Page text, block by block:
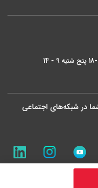
در شبکه‌های اجتماعی
می باشد.